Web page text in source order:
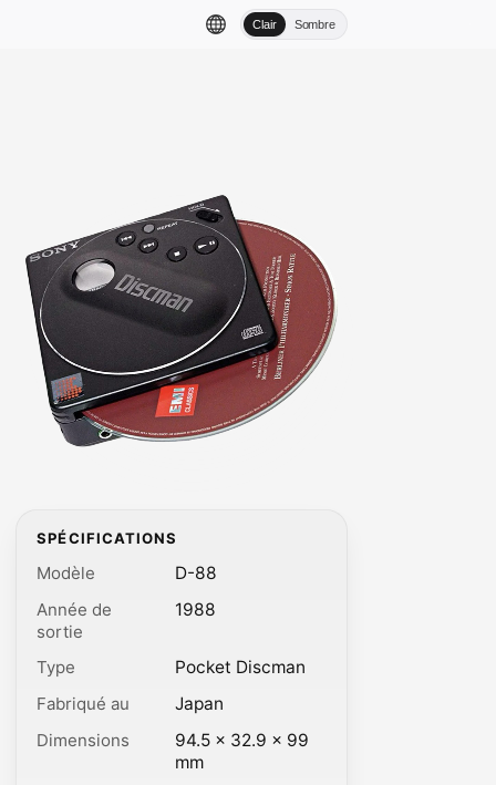
Clair Sombre
SPÉCIFICATIONS
Modèle
D-88
Année de
sortie
1988
Type
Pocket Discman
Fabriqué au
Japan
Dimensions
94.5 × 32.9 × 99
mm